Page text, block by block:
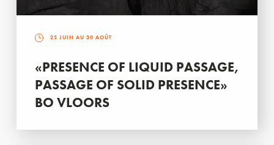
25 JUIN AU 30 AOÛT
«PRESENCE OF LIQUID PASSAGE,
PASSAGE OF SOLID PRESENCE»
BO VLOORS